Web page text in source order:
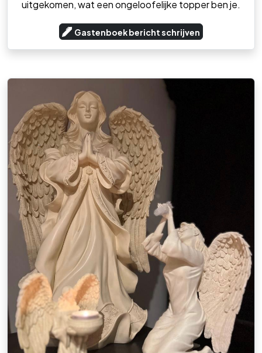
uitgekomen, wat een ongeloofelijke topper ben je.
Gastenboek bericht schrijven